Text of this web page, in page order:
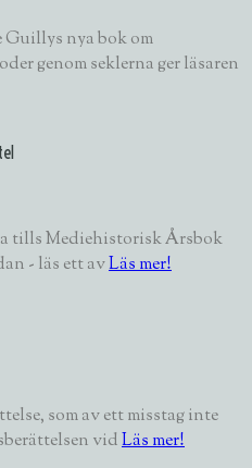
nya bok om
genom seklerna ger läsaren
tills Mediehistorisk Årsbok
- läs ett avLäs mer!
som av ett misstag inte
vidLäs mer!